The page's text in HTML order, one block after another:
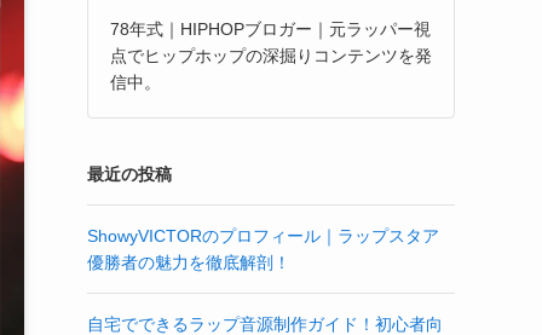
78年式｜HIPHOPブロガー｜元ラッパー視
点でヒップホップの深掘りコンテンツを発
信中。
最近の投稿
ShowyVICTORのプロフィール｜ラップスタア
優勝者の魅力を徹底解剖！
自宅でできるラップ音源制作ガイド！初心者向